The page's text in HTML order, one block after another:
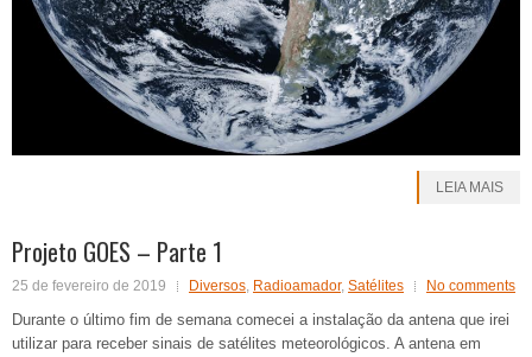
LEIA MAIS
Projeto GOES – Parte 1
25 de fevereiro de 2019 Diversos, Radioamador, Satélites No comments
Durante o último fim de semana comecei a instalação da antena que irei
utilizar para receber sinais de satélites meteorológicos. A antena em